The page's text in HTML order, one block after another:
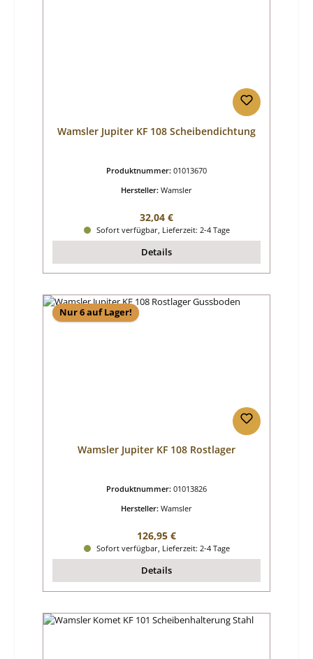
Wamsler Jupiter KF 108 Scheibendichtung
Produktnummer: 01013670
Hersteller: Wamsler
Regulärer Preis:
32,04 €
Sofort verfügbar, Lieferzeit: 2-4 Tage
Details
Nur 6 auf Lager!
Wamsler Jupiter KF 108 Rostlager
Produktnummer: 01013826
Hersteller: Wamsler
Regulärer Preis:
126,95 €
Sofort verfügbar, Lieferzeit: 2-4 Tage
Details